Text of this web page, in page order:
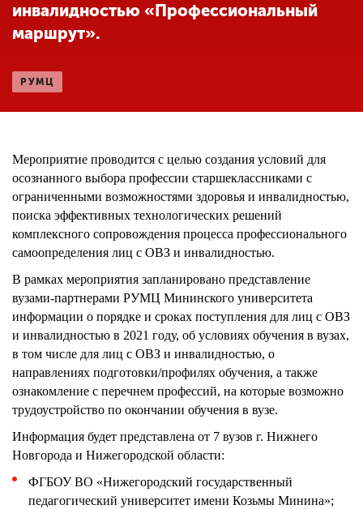
Сведения об
образовательной
Приемная
комиссия
+7 (831) 262-26-20
инвалидностью «Профессиональный
маршрут».
РУМЦ
Мероприятие проводится с целью создания условий для
осознанного выбора профессии старшеклассниками с
ограниченными возможностями здоровья и инвалидностью,
поиска эффективных технологических решений
комплексного сопровождения процесса профессионального
самоопределения лиц с ОВЗ и инвалидностью.
В рамках мероприятия запланировано представление
вузами-партнерами РУМЦ Мининского университета
информации о порядке и сроках поступления для лиц с ОВЗ
и инвалидностью в 2021 году, об условиях обучения в вузах,
в том числе для лиц с ОВЗ и инвалидностью, о
направлениях подготовки/профилях обучения, а также
ознакомление с перечнем профессий, на которые возможно
трудоустройство по окончании обучения в вузе.
Информация будет представлена от 7 вузов г. Нижнего
Новгорода и Нижегородской области:
ФГБОУ ВО «Нижегородский государственный
педагогический университет имени Козьмы Минина»;